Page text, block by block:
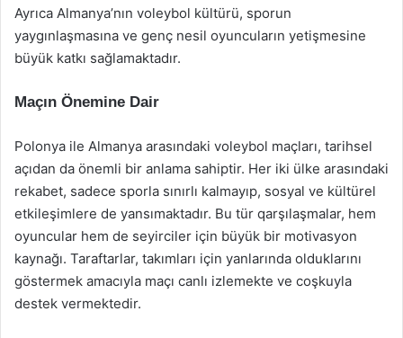
Ayrıca Almanya’nın voleybol kültürü, sporun
yaygınlaşmasına ve genç nesil oyuncuların yetişmesine
büyük katkı sağlamaktadır.
Maçın Önemine Dair
Polonya ile Almanya arasındaki voleybol maçları, tarihsel
açıdan da önemli bir anlama sahiptir. Her iki ülke arasındaki
rekabet, sadece sporla sınırlı kalmayıp, sosyal ve kültürel
etkileşimlere de yansımaktadır. Bu tür qarşılaşmalar, hem
oyuncular hem de seyirciler için büyük bir motivasyon
kaynağı. Taraftarlar, takımları için yanlarında olduklarını
göstermek amacıyla maçı canlı izlemekte ve coşkuyla
destek vermektedir.